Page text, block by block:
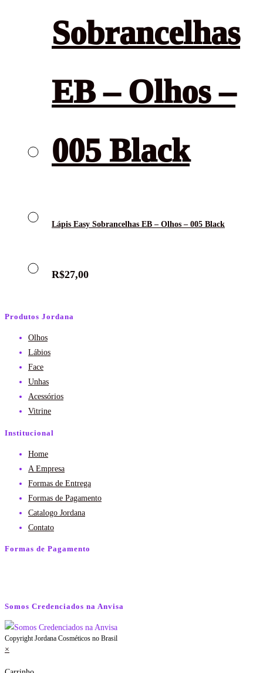
Lápis Easy Sobrancelhas EB – Olhos – 005 Black
R$27,00
Produtos Jordana
Olhos
Lábios
Face
Unhas
Acessórios
Vitrine
Institucional
Home
A Empresa
Formas de Entrega
Formas de Pagamento
Catalogo Jordana
Contato
Formas de Pagamento
Somos Credenciados na Anvisa
Copyright Jordana Cosméticos no Brasil
×